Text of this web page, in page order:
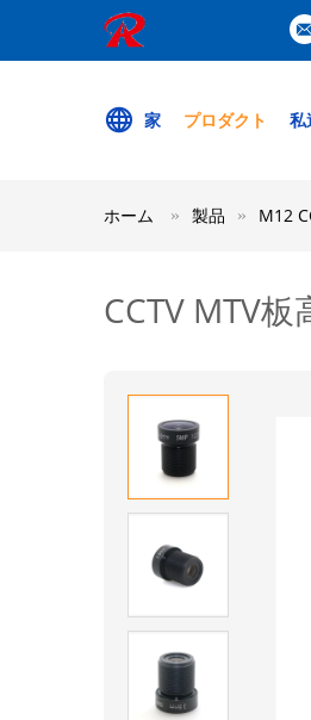
家 プロダクト 私
ホーム 製品 M12
CCTV MTV